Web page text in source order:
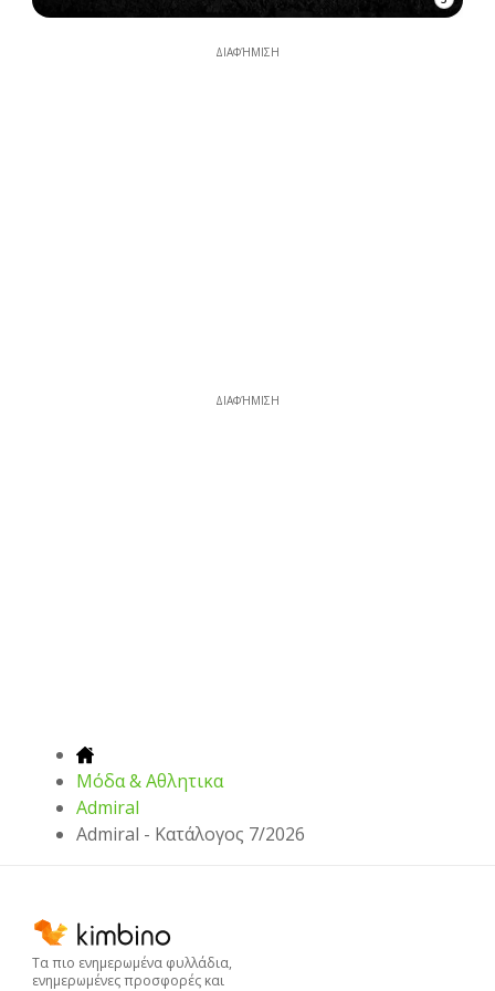
ΔΙΑΦΉΜΙΣΗ
ΔΙΑΦΉΜΙΣΗ
Μόδα & Aθλητικα
Admiral
Admiral - Kατάλογος 7/2026
Τα πιο ενημερωμένα φυλλάδια,
ενημερωμένες προσφορές και